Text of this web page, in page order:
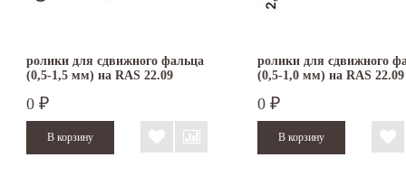
ролики для сдвижного фальца
(0,5-1,5 мм) на RAS 22.09
0 ₽
ролики для сдвижного
(0,5-1,0 мм) на RAS 22.09
0 ₽